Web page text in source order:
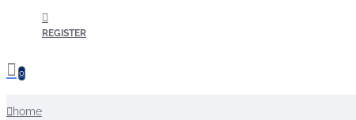
REGISTER
0
home